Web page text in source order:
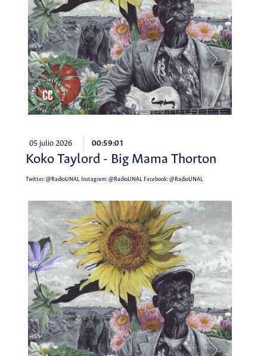
05 julio 2026 00:59:01
Koko Taylord - Big Mama Thorton
Twitter:@RadioUNALInstagram:@RadioUNALFacebook:@RadioUNAL